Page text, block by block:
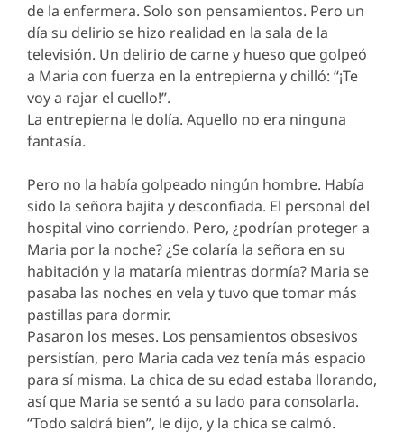
de la enfermera. Solo son pensamientos. Pero un
día su delirio se hizo realidad en la sala de la
televisión. Un delirio de carne y hueso que golpeó
a Maria con fuerza en la entrepierna y chilló: “¡Te
voy a rajar el cuello!”.
La entrepierna le dolía. Aquello no era ninguna
fantasía.
Pero no la había golpeado ningún hombre. Había
sido la señora bajita y desconfiada. El personal del
hospital vino corriendo. Pero, ¿podrían proteger a
Maria por la noche? ¿Se colaría la señora en su
habitación y la mataría mientras dormía? Maria se
pasaba las noches en vela y tuvo que tomar más
pastillas para dormir.
Pasaron los meses. Los pensamientos obsesivos
persistían, pero Maria cada vez tenía más espacio
para sí misma. La chica de su edad estaba llorando,
así que Maria se sentó a su lado para consolarla.
“Todo saldrá bien”, le dijo, y la chica se calmó.